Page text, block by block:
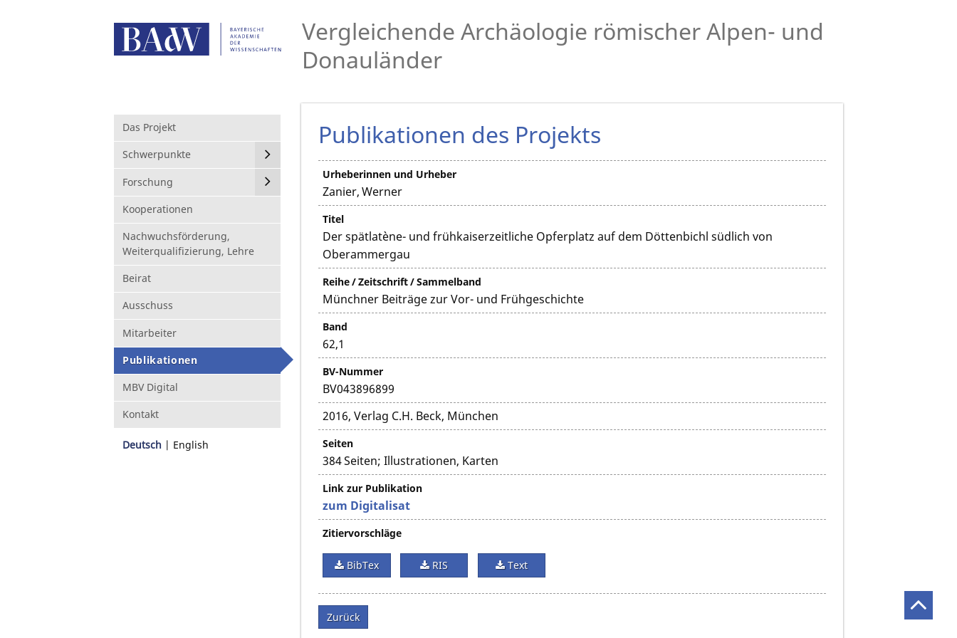
Vergleichende Archäologie römischer Alpen- und
Donauländer
Das Projekt
Schwerpunkte
Forschung
Kooperationen
Nachwuchsförderung,
Weiterqualifizierung, Lehre
Beirat
Ausschuss
Mitarbeiter
Publikationen
MBV Digital
Kontakt
Deutsch English
Publikationen des Projekts
Urheberinnen und Urheber
Zanier, Werner
Titel
Der spätlatène- und frühkaiserzeitliche Opferplatz auf dem Döttenbichl südlich von
Oberammergau
Reihe / Zeitschrift / Sammelband
Münchner Beiträge zur Vor- und Frühgeschichte
Band
62,1
BV-Nummer
BV043896899
2016, Verlag C.H. Beck, München
Seiten
384 Seiten; Illustrationen, Karten
Link zur Publikation
zum Digitalisat
Zitiervorschläge
BibTex RIS Text
Zurück